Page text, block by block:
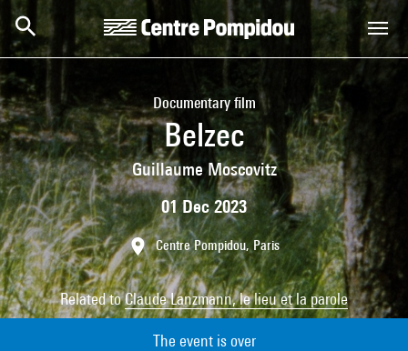
Skip to main content
Centre Pompidou
Documentary film
Belzec
Guillaume Moscovitz
01 Dec 2023
Centre Pompidou, Paris
Related toClaude Lanzmann, le lieu et la parole
The event is over